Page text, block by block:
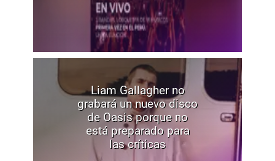
Liam Gallagher no
grabará un nuevo disco
de Oasis porque no
está preparado para
las críticas